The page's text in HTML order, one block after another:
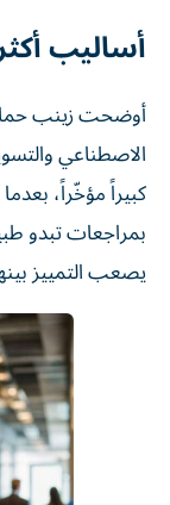
أساليب
أوضحت زينب
الاصطناعي
كبيراً مؤخّراً،
بمراجعات تبدو
يصعب التمييز